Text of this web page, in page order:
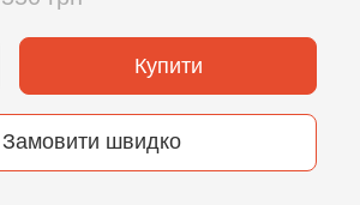
Купити
Замовити швидко